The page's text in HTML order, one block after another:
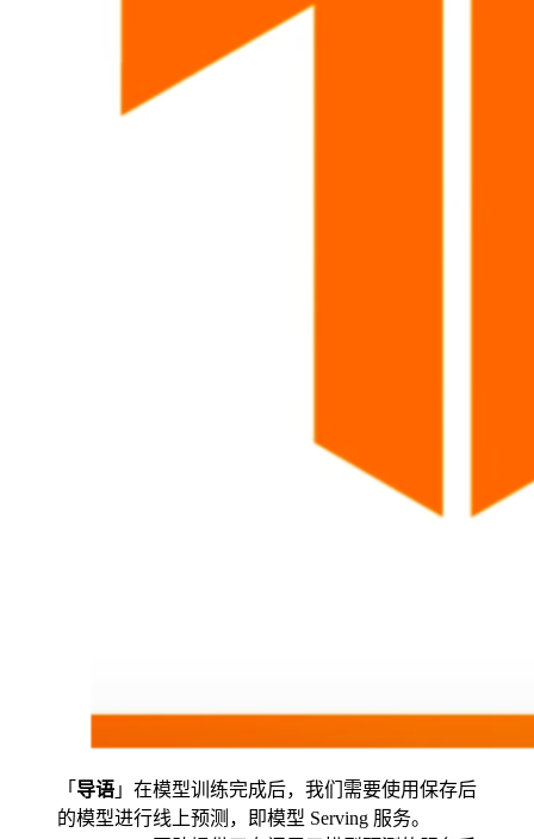
「 导语 」在模型训练完成后，我们需要使用保存后
的模型进行线上预测，即模型 Serving 服务。